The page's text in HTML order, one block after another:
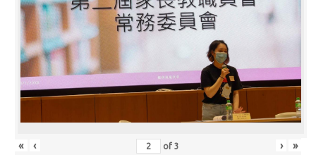
« ‹ of3 › »